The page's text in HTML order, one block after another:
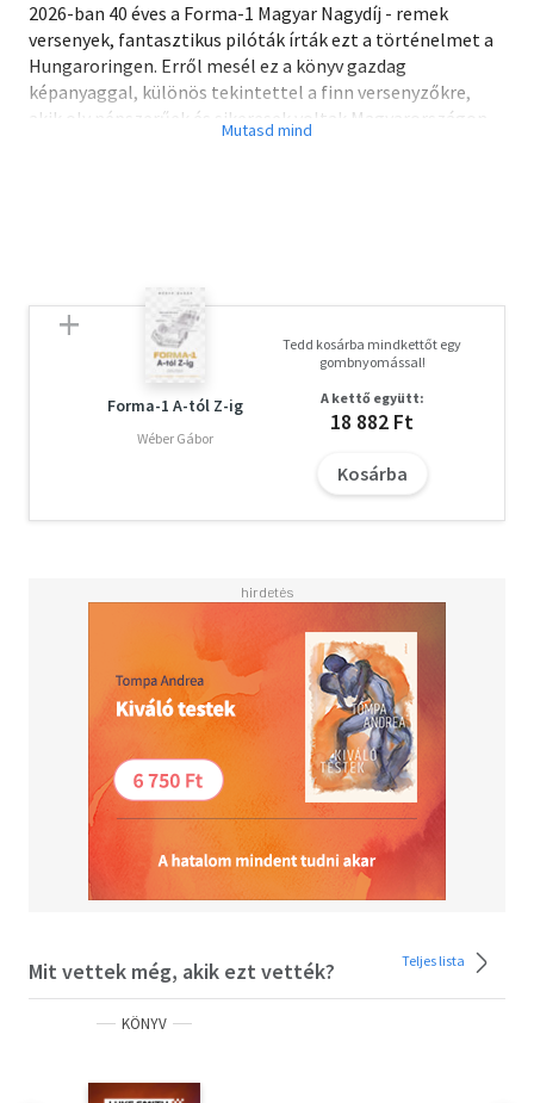
2026-ban 40 éves a Forma-1 Magyar Nagydíj - remek
versenyek, fantasztikus pilóták írták ezt a történelmet a
Hungaroringen. Erről mesél ez a könyv gazdag
képanyaggal, különös tekintettel a finn versenyzőkre,
akik oly népszerűek és sikeresek voltak Magyarországon
the Finnish racers who have always enjoyed such immense
popularity and success in Hungary!
Forma-1 A-tól Z-ig
Wéber Gábor
Tedd kosárba mindkettőt egy
gombnyomással!
A kettő együtt:
18 882 Ft
Kosárba
Mit vettek még, akik ezt vették? Teljes lista
KÖNYV